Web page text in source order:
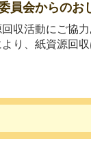
員会からのお
収活動にご協
り、紙資源回